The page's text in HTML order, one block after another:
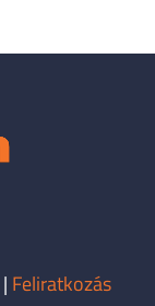
| Feliratkozás